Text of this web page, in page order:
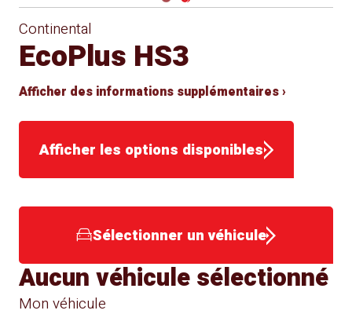
Continental
EcoPlus HS3
Afficher des informations supplémentaires ›
Afficher les options disponibles
Sélectionner un véhicule
Mon véhicule
Aucun véhicule sélectionné